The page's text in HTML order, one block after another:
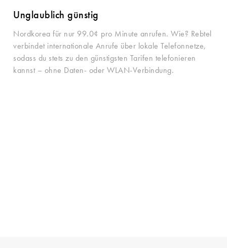
Unglaublich günstig
Nordkorea für nur 99.0¢ pro Minute anrufen. Wie? Rebtel
verbindet internationale Anrufe über lokale Telefonnetze,
sodass du stets zu den günstigsten Tarifen telefonieren
kannst – ohne Daten- oder WLAN-Verbindung.